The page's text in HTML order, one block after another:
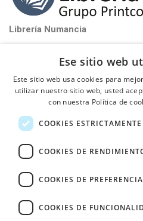
Librería Numancia
Tel: 93 580 81 32
scheduleDe Lunes a Viernes de 9:00h
PUBLICA TU LIBRO CON
INFORMACIÓN
Fullcolor Printcolor S.L.
Vinyals, Nave 18 08130 - Santa
Ese sitio web
Este sitio web usa cookies para
utilizar nuestro sitio web, usted
con nuestra Política de
COOKIES
COOKIES DE
COOKIES DE
COOKIES DE